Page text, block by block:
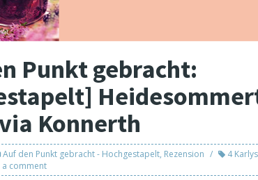
Punkt gebracht:
Konnerth
Auf den Punkt gebracht - Hochgestapelt, Rezension 4 Karlys
a comment